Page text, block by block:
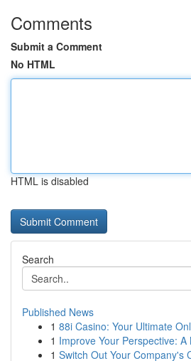
Comments
Submit a Comment
No HTML
HTML is disabled
Search
Published News
1 88i Casino: Your Ultimate
1 Improve Your Perspective:
1 Switch Out Your Company's